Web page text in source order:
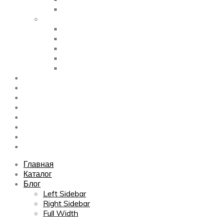
Главная
Каталог
Блог
Left Sidebar
Right Sidebar
Full Width